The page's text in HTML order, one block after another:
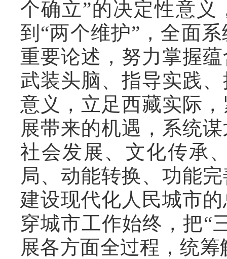
个确立”的决定性意义
到“两个维护”，全面
重要论述，努力掌握
武装头脑、指导实践
意义，立足西藏实际
展带来的机遇，系统
社会发展、文化传承
局、动能转换、功能
建设现代化人民城市
穿城市工作始终，把“
展各方面全过程，统